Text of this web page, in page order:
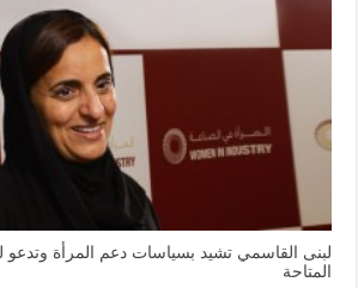
لبنى القاسمي تشيد بسياسات دعم المرأة وتدعو
المتاحة